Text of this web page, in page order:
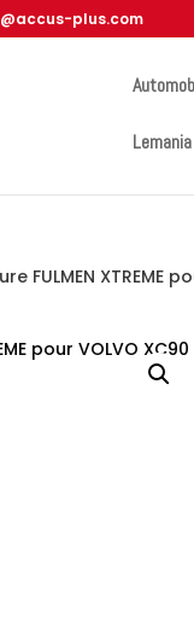
plus.com
Lemania
FULMEN XTREME